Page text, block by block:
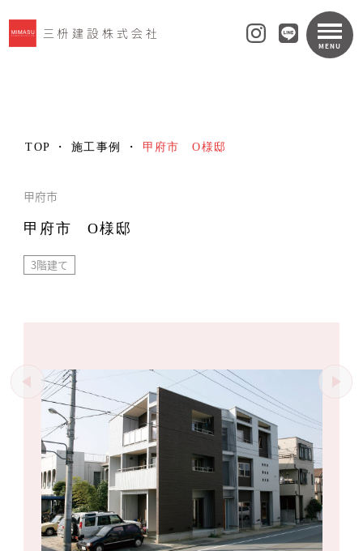
MENU
TOP ・ 施工事例 ・ 甲府市　O様邸
甲府市
甲府市 O様邸
3階建て